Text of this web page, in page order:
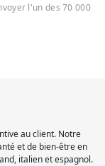
l'un des 70 000
au client. Notre
et de bien-être en
italien et espagnol.